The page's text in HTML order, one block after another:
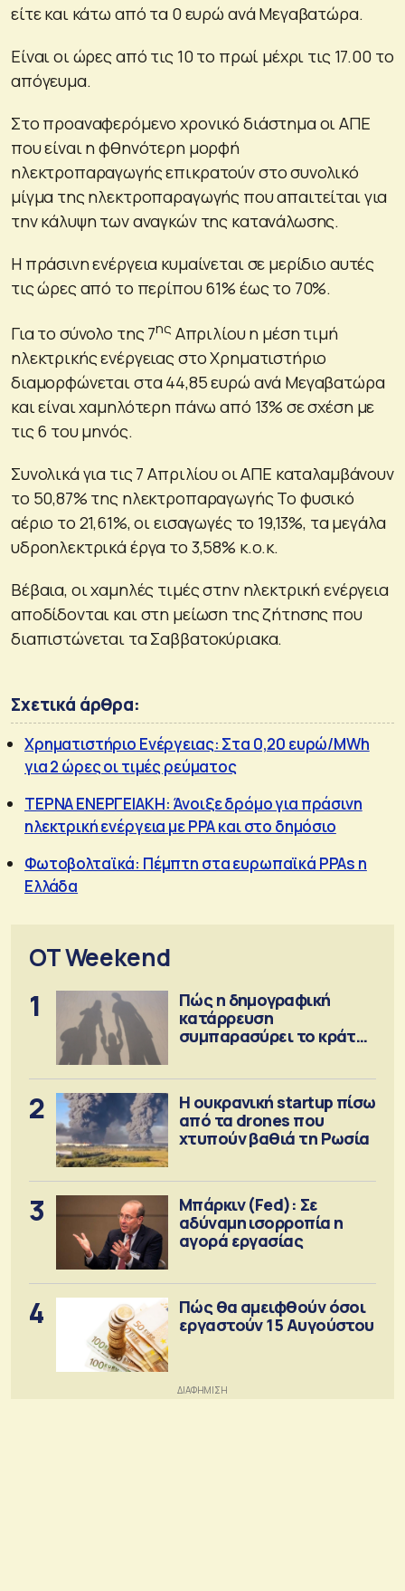
είτε και κάτω από τα 0 ευρώ ανά Μεγαβατώρα.
Είναι οι ώρες από τις 10 το πρωί μέχρι τις 17.00 το
απόγευμα.
Στο προαναφερόμενο χρονικό διάστημα οι ΑΠΕ
που είναι η φθηνότερη μορφή
ηλεκτροπαραγωγής επικρατούν στο συνολικό
μίγμα της ηλεκτροπαραγωγής που απαιτείται για
την κάλυψη των αναγκών της κατανάλωσης.
Η πράσινη ενέργεια κυμαίνεται σε μερίδιο αυτές
τις ώρες από το περίπου 61% έως το 70%.
Για το σύνολο της 7ης Απριλίου η μέση τιμή
ηλεκτρικής ενέργειας στο Χρηματιστήριο
διαμορφώνεται στα 44,85 ευρώ ανά Μεγαβατώρα
και είναι χαμηλότερη πάνω από 13% σε σχέση με
τις 6 του μηνός.
Συνολικά για τις 7 Απριλίου οι ΑΠΕ καταλαμβάνουν
το 50,87% της ηλεκτροπαραγωγής Το φυσικό
αέριο το 21,61%, οι εισαγωγές το 19,13%, τα μεγάλα
υδροηλεκτρικά έργα το 3,58% κ.ο.κ.
Βέβαια, οι χαμηλές τιμές στην ηλεκτρική ενέργεια
αποδίδονται και στη μείωση της ζήτησης που
διαπιστώνεται τα Σαββατοκύριακα.
Σχετικά άρθρα:
Χρηματιστήριο Ενέργειας: Στα 0,20 ευρώ/MWh
για 2 ώρες οι τιμές ρεύματος
ΤΕΡΝΑ ΕΝΕΡΓΕΙΑΚΗ: Άνοιξε δρόμο για πράσινη
ηλεκτρική ενέργεια με PPA και στο δημόσιο
Φωτοβολταϊκά: Πέμπτη στα ευρωπαϊκά PPAs η
Ελλάδα
OT Weekend
1
Πώς η δημογραφική
κατάρρευση
συμπαρασύρει το κράτος
2
Η ουκρανική startup πίσω
από τα drones που
χτυπούν βαθιά τη Ρωσία
3
Μπάρκιν (Fed): Σε
αδύναμη ισορροπία η
αγορά εργασίας
4
Πώς θα αμειφθούν όσοι
εργαστούν 15 Αυγούστου